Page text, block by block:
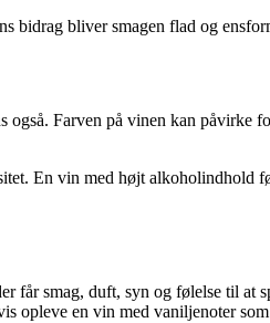
bliver smagen flad og
også. Farven på vinen kan
En vin med højt alkoholindhold
får smag, duft, syn og følelse til
opleve en vin med vaniljenoter